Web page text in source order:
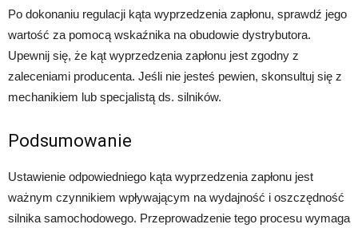
Po dokonaniu regulacji kąta wyprzedzenia zapłonu, sprawdź jego
wartość za pomocą wskaźnika na obudowie dystrybutora.
Upewnij się, że kąt wyprzedzenia zapłonu jest zgodny z
zaleceniami producenta. Jeśli nie jesteś pewien, skonsultuj się z
mechanikiem lub specjalistą ds. silników.
Podsumowanie
Ustawienie odpowiedniego kąta wyprzedzenia zapłonu jest
ważnym czynnikiem wpływającym na wydajność i oszczędność
silnika samochodowego. Przeprowadzenie tego procesu wymaga